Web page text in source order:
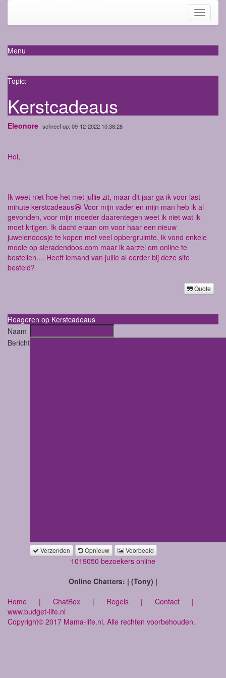
Toggle
Menu
Topic:
Kerstcadeaus
Eleonore schreef op: 09-12-2022 10:38:28
Hoi,
Ik weet niet hoe het met jullie zit, maar dit jaar ga ik voor last
minute kerstcadeaus😆 Voor mijn vader en mijn man heb ik al
gevonden, voor mijn moeder daarentegen weet ik niet wat ik
moet krijgen. Ik dacht eraan om voor haar een nieuw
juwelendoosje te kopen met veel opbergruimte, ik vond enkele
mooie op sieradendoos.com maar ik aarzel om online te
bestellen.... Heeft iemand van jullie al eerder bij deze site
besteld?
Quote
Reageren op Kerstcadeaus
Naam
Bericht
Verzenden Opnieuw Voorbeeld
1019050 bezoekers online
Online Chatters: | (Tony) |
Home | ChatBox | Regels | Contact |
www.budget-life.nl
Copyright© 2017 Mama-life.nl, Alle rechten voorbehouden.